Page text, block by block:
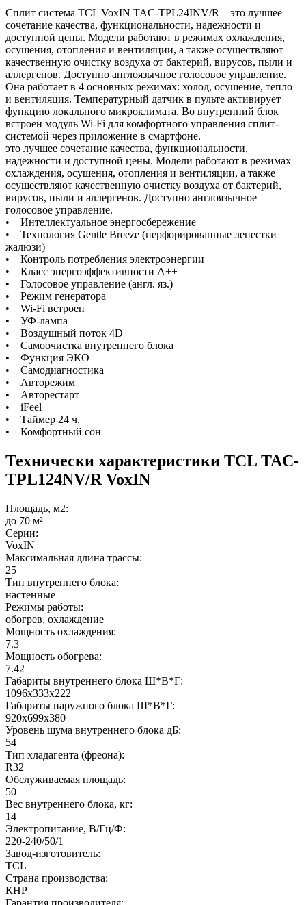
Сплит система TCL VoxIN TAC-TPL24INV/R – это лучшее
сочетание качества, функциональности, надежности и
доступной цены. Модели работают в режимах охлаждения,
осушения, отопления и вентиляции, а также осуществляют
качественную очистку воздуха от бактерий, вирусов, пыли и
аллергенов. Доступно англоязычное голосовое управление.
Она работает в 4 основных режимах: холод, осушение, тепло
и вентиляция. Температурный датчик в пульте активирует
функцию локального микроклимата. Во внутренний блок
встроен модуль Wi-Fi для комфортного управления сплит-
системой через приложение в смартфоне.
это лучшее сочетание качества, функциональности,
надежности и доступной цены. Модели работают в режимах
охлаждения, осушения, отопления и вентиляции, а также
осуществляют качественную очистку воздуха от бактерий,
вирусов, пыли и аллергенов. Доступно англоязычное
голосовое управление.
• Интеллектуальное энергосбережение
• Технология Gentle Breeze (перфорированные лепестки
жалюзи)
• Контроль потребления электроэнергии
• Класс энергоэффективности А++
• Голосовое управление (англ. яз.)
• Режим генератора
• Wi-Fi встроен
• УФ-лампа
• Воздушный поток 4D
• Самоочистка внутреннего блока
• Функция ЭКО
• Самодиагностика
• Авторежим
• Авторестарт
• iFeel
• Таймер 24 ч.
• Комфортный сон
Технически характеристики TCL TAC-
TPL124NV/R VoxIN
Площадь, м2:
до 70 м²
Серии:
VoxIN
Максимальная длина трассы:
25
Тип внутреннего блока:
настенные
Режимы работы:
обогрев, охлаждение
Мощность охлаждения:
7.3
Мощность обогрева:
7.42
Габариты внутреннего блока Ш*В*Г:
1096х333х222
Габариты наружного блока Ш*В*Г:
920х699х380
Уровень шума внутреннего блока дБ:
54
Тип хладагента (фреона):
R32
Обслуживаемая площадь:
50
Вес внутреннего блока, кг:
14
Электропитание, В/Гц/Ф:
220-240/50/1
Завод-изготовитель:
TCL
Страна производства:
КНР
Гарантия производителя: